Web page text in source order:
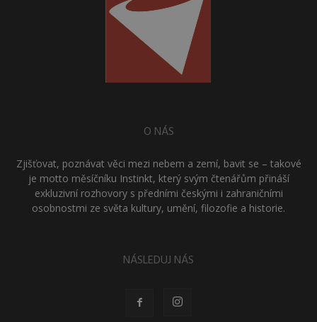
O NÁS
Zjišťovat, poznávat věci mezi nebem a zemí, bavit se – takové
je motto měsíčníku Instinkt, který svým čtenářům přináší
exkluzivní rozhovory s předními českými i zahraničními
osobnostmi ze světa kultury, umění, filozofie a historie.
NÁSLEDUJ NÁS